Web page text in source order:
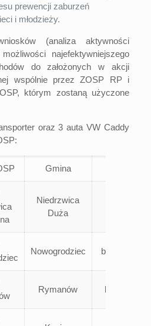
prewencji zaburzeń
i młodzieży.
(analiza aktywności
najefektywniejszego
do założonych w akcji
wspólnie przez ZOSP RP i
którym zostaną użyczone
oraz 3 auta VW Caddy
Gmina
Niedrzwica
Duża
Nowogrodziec
Rymanów krośnieński